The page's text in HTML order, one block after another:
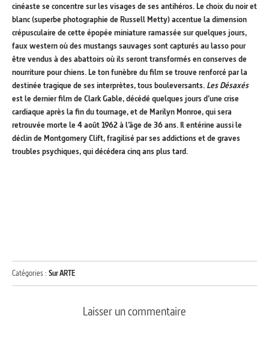
cinéaste se concentre sur les visages de ses antihéros. Le choix du noir et
blanc (superbe photographie de Russell Metty) accentue la dimension
crépusculaire de cette épopée miniature ramassée sur quelques jours,
faux western où des mustangs sauvages sont capturés au lasso pour
être vendus à des abattoirs où ils seront transformés en conserves de
nourriture pour chiens. Le ton funèbre du film se trouve renforcé par la
destinée tragique de ses interprètes, tous bouleversants. Les Désaxés
est le dernier film de Clark Gable, décédé quelques jours d’une crise
cardiaque après la fin du tournage, et de Marilyn Monroe, qui sera
retrouvée morte le 4 août 1962 à l’âge de 36 ans. Il entérine aussi le
déclin de Montgomery Clift, fragilisé par ses addictions et de graves
troubles psychiques, qui décédera cinq ans plus tard.
Catégories : Sur ARTE
Laisser un commentaire